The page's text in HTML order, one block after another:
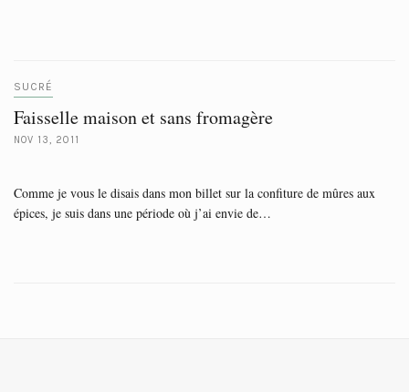
SUCRÉ
Faisselle maison et sans fromagère
NOV 13, 2011
Comme je vous le disais dans mon billet sur la confiture de mûres aux
épices, je suis dans une période où j’ai envie de…